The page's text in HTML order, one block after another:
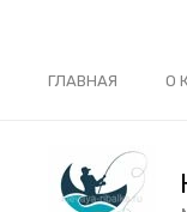
ГЛАВНАЯ О